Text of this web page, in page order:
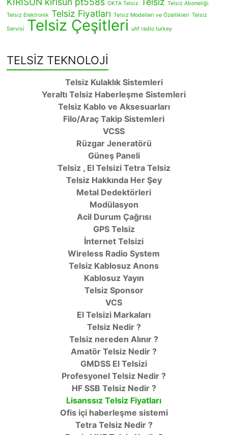
OKTA Telsiz
Telsiz Aboneliği
Telsiz Elektronik Telsiz Fiyatları Telsiz Modelleri ve Özellikleri Telsiz
Servisi Telsiz Çeşitleri uhf radio turkey
TELSİZ TEKNOLOJİ
Telsiz Kulaklık Sistemleri
Yeraltı Telsiz Haberleşme Sistemleri
Telsiz Kablo ve Aksesuarları
Filo/Araç Takip Sistemleri
VCSS
Rüzgar Jeneratörü
Güneş Paneli
Telsiz , El Telsizi Tetra Telsiz
Telsiz Hakkında Her Şey
Metal Dedektörleri
Modülasyon
Acil Durum Çağrısı
GPS Telsiz
İnternet Telsizi
Wireless Radio System
Telsiz Kablosuz Anons
Kablosuz Yayın
Telsiz Sponsor
VCS
El Telsizi Markaları
Telsiz Nedir ?
Telsiz nereden Alınır ?
Amatör Telsiz Nedir ?
GMDSS El Telsizi
Profesyonel Telsiz Nedir ?
HF SSB Telsiz Nedir ?
Lisanssız Telsiz Fiyatları
Ofis içi haberleşme sistemi
Tetra Telsiz Nedir ?